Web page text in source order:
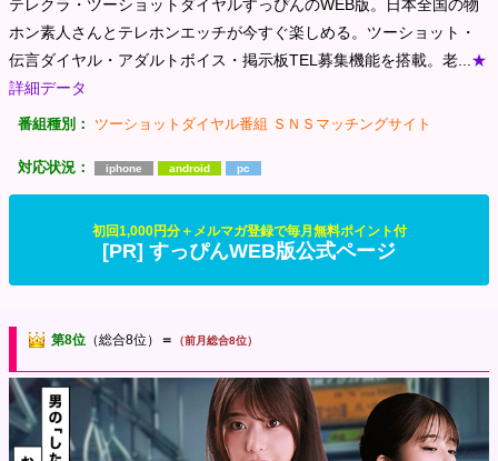
テレクラ・ツーショットダイヤルすっぴんのWEB版。日本全国の物
ホン素人さんとテレホンエッチが今すぐ楽しめる。ツーショット・
伝言ダイヤル・アダルトボイス・掲示板TEL募集機能を搭載。老... ★
詳細データ
番組種別： ツーショットダイヤル番組 ＳＮＳマッチングサイト
対応状況： iphone android pc
初回1,000円分＋メルマガ登録で毎月無料ポイント付
[PR] すっぴんWEB版公式ページ
第8位 （総合8位） ＝ （前月総合8位）